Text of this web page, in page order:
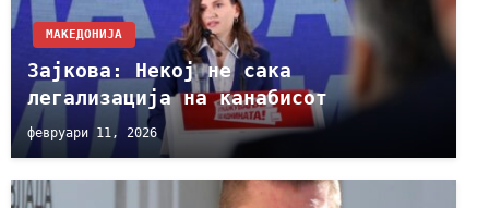
МАКЕДОНИЈА
Зајкова: Некој не сака
легализација на канабисот
февруари 11, 2026